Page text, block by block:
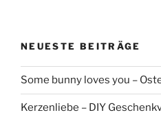
NEUESTE BEITRÄGE
Some bunny loves you –
Kerzenliebe – DIY